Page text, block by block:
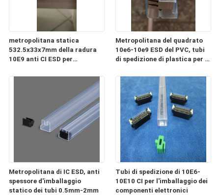
metropolitana statica
532.5x33x7mm della radura
10E9 anti CI ESD per
Metropolitana del quadrato
10e6-10e9 ESD del PVC, tubi
di spedizione di plastica per i
Metropolitana di IC ESD, anti
spessore d'imballaggio
statico dei tubi 0.5mm-2mm
Tubi di spedizione di 10E6-
10E10 CI per l'imballaggio dei
componenti elettronici